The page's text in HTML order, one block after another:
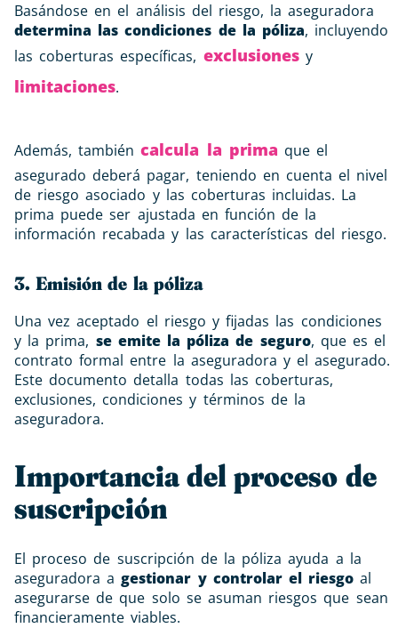
Basándose en el análisis del riesgo, la aseguradora
determina las condiciones de la póliza, incluyendo
las coberturas específicas, exclusionesy
limitaciones.
Además, tambiéncalcula la prima que el
asegurado deberá pagar, teniendo en cuenta el nivel
de riesgo asociado y las coberturas incluidas. La
prima puede ser ajustada en función de la
información recabada y las características del riesgo.
3. Emisión de la póliza
Una vez aceptado el riesgo y fijadas las condiciones
y la prima, se emite la póliza de seguro, que es el
contrato formal entre la aseguradora y el asegurado.
Este documento detalla todas las coberturas,
exclusiones, condiciones y términos de la
aseguradora.
Importancia del proceso de
suscripción
El proceso de suscripción de la póliza ayuda a la
aseguradora agestionar y controlar el riesgo al
asegurarse de que solo se asuman riesgos que sean
financieramente viables.